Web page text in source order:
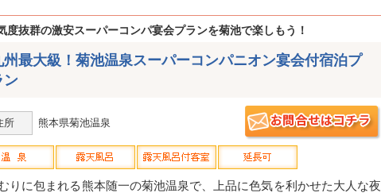
度抜群の激安スーパーコンパ宴会プランを菊池で楽しもう！
州最大級！菊池温泉スーパーコンパニオン宴会付宿泊プ
ン
所 熊本県菊池温泉
りに包まれる熊本随一の菊池温泉で、上品に色気を利かせた大人な夜